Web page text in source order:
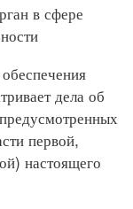
в сфере
дела об
первой,
настоящего